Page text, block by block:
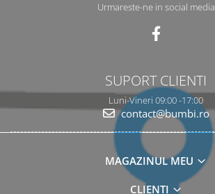
Urmareste-ne in social media
SUPORT CLIENTI
Luni-Vineri 09:00 -17:00
contact@bumbi.ro
MAGAZINUL MEU
CLIENTI